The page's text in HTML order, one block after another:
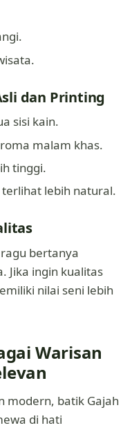
dan Printing
sisi kain.
malam khas.
tinggi.
lebih natural.
bertanya
Jika ingin kualitas
nilai seni lebih
Warisan
modern, batik Gajah
di hati